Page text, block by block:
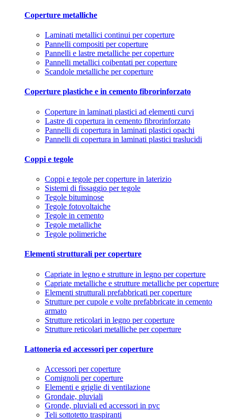
Coperture metalliche
Laminati metallici continui per coperture
Pannelli compositi per coperture
Pannelli e lastre metalliche per coperture
Pannelli metallici coibentati per coperture
Scandole metalliche per coperture
Coperture plastiche e in cemento fibrorinforzato
Coperture in laminati plastici ad elementi curvi
Lastre di copertura in cemento fibrorinforzato
Pannelli di copertura in laminati plastici opachi
Pannelli di copertura in laminati plastici traslucidi
Coppi e tegole
Coppi e tegole per coperture in laterizio
Sistemi di fissaggio per tegole
Tegole bituminose
Tegole fotovoltaiche
Tegole in cemento
Tegole metalliche
Tegole polimeriche
Elementi strutturali per coperture
Capriate in legno e strutture in legno per coperture
Capriate metalliche e strutture metalliche per coperture
Elementi strutturali prefabbricati per coperture
Strutture per cupole e volte prefabbricate in cemento
armato
Strutture reticolari in legno per coperture
Strutture reticolari metalliche per coperture
Lattoneria ed accessori per coperture
Accessori per coperture
Comignoli per coperture
Elementi e griglie di ventilazione
Grondaie, pluviali
Gronde, pluviali ed accessori in pvc
Teli sottotetto traspiranti